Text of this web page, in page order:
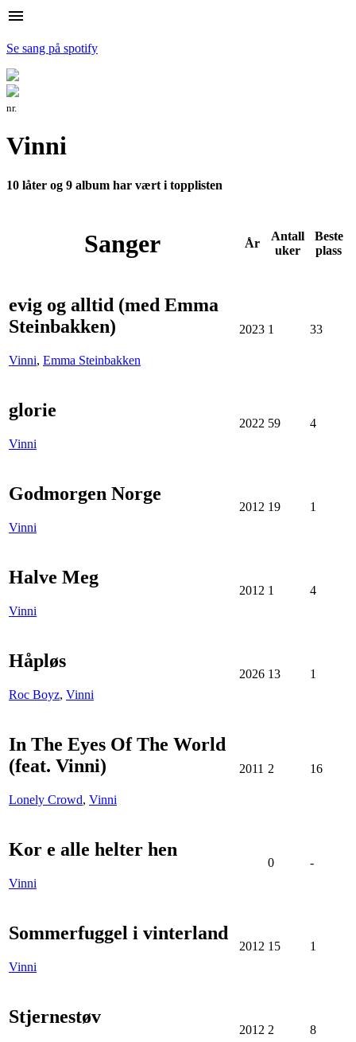
menu
Se sang på spotify
nr.
Vinni
10 låter og 9 album har vært i topplisten
Sanger År
Antall
uker
Beste
plass
evig og alltid (med Emma
Steinbakken)
Vinni, Emma Steinbakken
2023 1 33
glorie
Vinni
2022 59 4
Godmorgen Norge
Vinni
2012 19 1
Halve Meg
Vinni
2012 1 4
Håpløs
Roc Boyz, Vinni
2026 13 1
In The Eyes Of The World
(feat. Vinni)
Lonely Crowd, Vinni
2011 2 16
Kor e alle helter hen
Vinni
0 -
Sommerfuggel i vinterland
Vinni
2012 15 1
Stjernestøv
2012 2 8